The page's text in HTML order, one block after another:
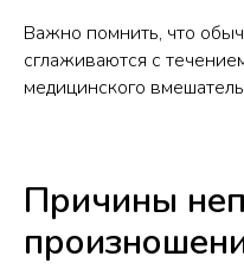
Важно помнить, что
сглаживаются с
медицинского
Причины